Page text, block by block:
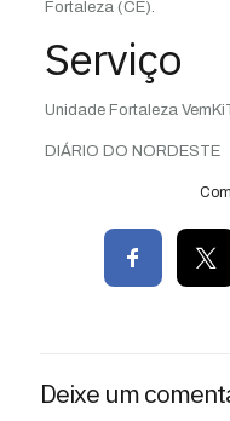
Fortaleza (CE).
Serviço
Unidade Fortaleza
DIÁRIO DO NORDESTE
Deixe um